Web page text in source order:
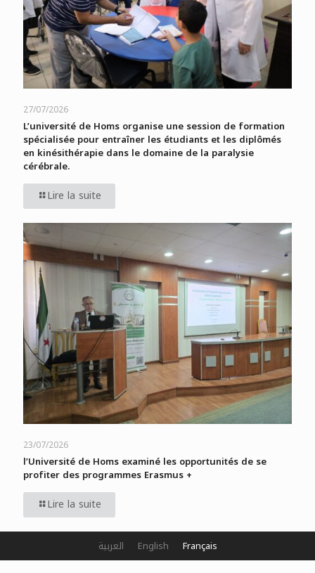
27/07/2026
L’université de Homs organise une session de formation
spécialisée pour entraîner les étudiants et les diplômés
en kinésithérapie dans le domaine de la paralysie
cérébrale.
Lire la suite
23/07/2026
l’Université de Homs examiné les opportunités de se
profiter des programmes Erasmus +
Lire la suite
العربية English Français